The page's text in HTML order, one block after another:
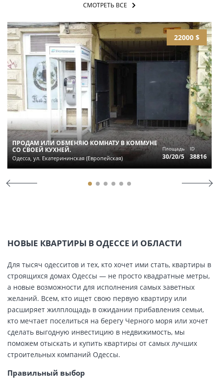
СМОТРЕТЬ ВСЕ
22000 $
ПРОДАМ ИЛИ ОБМЕНЯЮ КОМНАТУ В КОММУНЕ
СО СВОЕЙ КУХНЕЙ.
Одесса, ул. Екатерининская (Европейская)
Площадь
30/20/5
ID
38816
НОВЫЕ КВАРТИРЫ В ОДЕССЕ И ОБЛАСТИ
Для тысяч одесситов и тех, кто хочет ими стать, квартиры в
строящихся домах Одессы — не просто квадратные метры,
а новые возможности для исполнения самых заветных
желаний. Всем, кто ищет свою первую квартиру или
расширяет жилплощадь в ожидании прибавления семьи,
кто мечтает поселиться на берегу Черного моря или хочет
сделать выгодную инвестицию в недвижимость, мы
поможем отыскать и купить квартиры от самых лучших
строительных компаний Одессы.
Правильный выбор